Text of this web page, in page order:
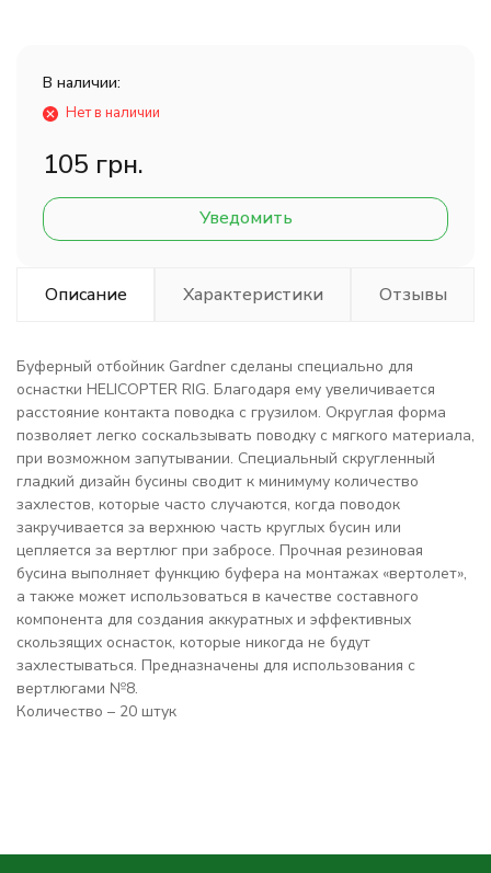
В наличии:
Нет в наличии
105 грн.
Уведомить
Описание Характеристики Отзывы
Буферный отбойник Gardner сделаны специально для
оснастки HELICOPTER RIG. Благодаря ему увеличивается
расстояние контакта поводка с грузилом. Округлая форма
позволяет легко соскальзывать поводку с мягкого материала,
при возможном запутывании. Специальный скругленный
гладкий дизайн бусины сводит к минимуму количество
захлестов, которые часто случаются, когда поводок
закручивается за верхнюю часть круглых бусин или
цепляется за вертлюг при забросе. Прочная резиновая
бусина выполняет функцию буфера на монтажах «вертолет»,
а также может использоваться в качестве составного
компонента для создания аккуратных и эффективных
скользящих оснасток, которые никогда не будут
захлестываться. Предназначены для использования с
вертлюгами №8.
Количество – 20 штук